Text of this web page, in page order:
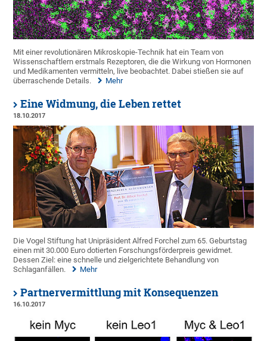
Mit einer revolutionären Mikroskopie-Technik hat ein Team von
Wissenschaftlern erstmals Rezeptoren, die die Wirkung von Hormonen
und Medikamenten vermitteln, live beobachtet. Dabei stießen sie auf
überraschende Details.
Mehr
Eine Widmung, die Leben rettet
18.10.2017
Die Vogel Stiftung hat Unipräsident Alfred Forchel zum 65. Geburtstag
einen mit 30.000 Euro dotierten Forschungsförderpreis gewidmet.
Dessen Ziel: eine schnelle und zielgerichtete Behandlung von
Schlaganfällen.
Mehr
Partnervermittlung mit Konsequenzen
16.10.2017